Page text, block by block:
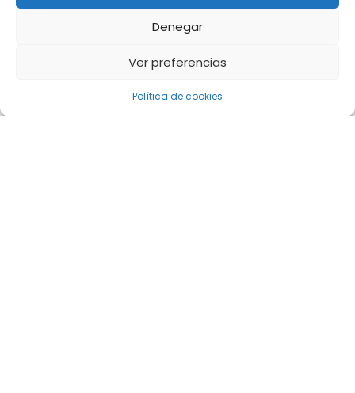
Denegar
Ver preferencias
Política de cookies